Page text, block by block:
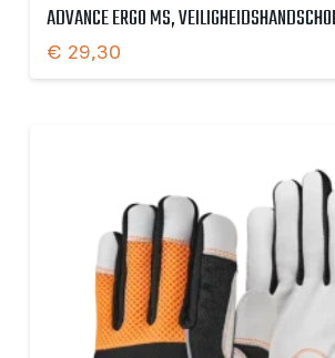
ADVANCE ERGO MS,
€ 29,30